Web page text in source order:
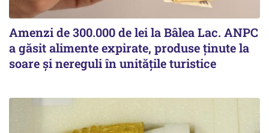
Amenzi de 300.000 de lei la Bâlea Lac. ANPC
a găsit alimente expirate, produse ținute la
soare și nereguli în unitățile turistice